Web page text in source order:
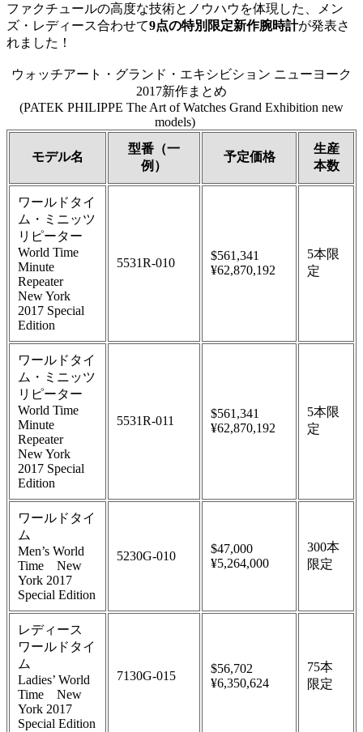
ファクチュールの高度な技術とノウハウを体現した、メン
ズ・レディース合わせて9点の特別限定新作腕時計が発表さ
れました！
ウォッチアート・グランド・エキシビション ニューヨーク
2017新作まとめ
(PATEK PHILIPPE The Art of Watches Grand Exhibition new
models)
モデル名
型番（一
例）
予定価格
生産
本数
ワールドタイ
ム・ミニッツ
リピーター
World Time
Minute
Repeater
New York
2017 Special
Edition
5531R-010
$561,341
¥62,870,192
5本限
定
ワールドタイ
ム・ミニッツ
リピーター
World Time
Minute
Repeater
New York
2017 Special
Edition
5531R-011
$561,341
¥62,870,192
5本限
定
ワールドタイ
ム
Men’s World
Time New
York 2017
Special Edition
5230G-010
$47,000
¥5,264,000
300本
限定
レディース
ワールドタイ
ム
Ladies’ World
Time New
York 2017
Special Edition
7130G-015
$56,702
¥6,350,624
75本
限定